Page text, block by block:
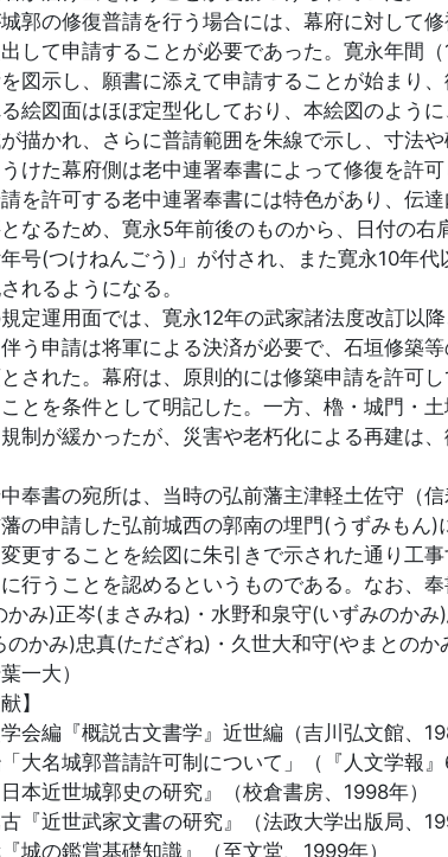
郭の修復普請を行う場合には、幕府に対して
して申請することが必要であった。寛永年間
図示し、願書に添えて申請することが始まり
絵図面はほぼ定型化しており、本絵図のよう
描かれ、さらに普請範囲を朱線で示し、寸法
けた幕府側は老中連署奉書によって修復を許
を許可する老中連署奉書には特色があり、伝
なるため、寛永5年前後のものから、日付の右
号(つけねんごう)」が付され、また寛永10年
れるようになる。
定運用面では、寛永12年の武家諸法度改訂以
う申請は将軍による決済が必要で、石垣修築
された。幕府は、原則的には修築申請を許可
とを条件として明記した。一方、櫓・城門・
制が緩かったが、災害や老朽化による再建は
奉書の宛所は、当時の弘前藩主津軽土佐守（
の申請した弘前城西の郭南の埋門(うずみもん
更することを絵図に朱引きで示された通り工
行うことを認めるというものである。なお、
かみ)正岑(まさみね)・水野和泉守(いずみのか
のかみ)忠真(ただざね)・久世大和守(やまとの
一大）
】
会編『概説古文書学』近世編（吉川弘文館、
大名城郭普請許可制について」（『人文学報』
本近世城郭史の研究』（校倉書房、1998年）
『近世武家文書の研究』（法政大学出版局、
城の鑑賞基礎知識』（至文堂、1999年）